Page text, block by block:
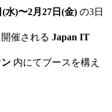
(水)〜2月27日(金) の3日
催される Japan IT
内にてブースを構え